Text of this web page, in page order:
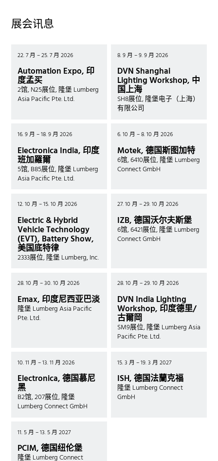
展会讯息
22. 7 月 – 25. 7 月 2026
Automation Expo, 印
度孟买
2馆, N25展位, 隆堡 Lumberg
Asia Pacific Pte. Ltd.
8. 9 月 – 9. 9 月 2026
DVN Shanghai
Lighting Workshop, 中
国上海
SH8展位, 隆堡电子（上海）
有限公司
16. 9 月 – 18. 9 月 2026
Electronica India, 印度
班加羅爾
5馆, B85展位, 隆堡 Lumberg
Asia Pacific Pte. Ltd.
6. 10 月 – 8. 10 月 2026
Motek, 德国斯图加特
6馆, 6410展位, 隆堡 Lumberg
Connect GmbH
12. 10 月 – 15. 10 月 2026
Electric & Hybrid
Vehicle Technology
(EVT), Battery Show,
美国底特律
2333展位, 隆堡 Lumberg, Inc.
27. 10 月 – 29. 10 月 2026
IZB, 德国沃尔夫斯堡
6馆, 6421展位, 隆堡 Lumberg
Connect GmbH
28. 10 月 – 30. 10 月 2026
Emax, 印度尼西亚巴淡
隆堡 Lumberg Asia Pacific
Pte. Ltd.
28. 10 月 – 29. 10 月 2026
DVN India Lighting
Workshop, 印度德里/
古爾岡
SM9展位, 隆堡 Lumberg Asia
Pacific Pte. Ltd.
10. 11 月 – 13. 11 月 2026
Electronica, 德国慕尼
黑
B2馆, 207展位, 隆堡
Lumberg Connect GmbH
15. 3 月 – 19. 3 月 2027
ISH, 德国法蘭克福
隆堡 Lumberg Connect
GmbH
11. 5 月 – 13. 5 月 2027
PCIM, 德国纽伦堡
隆堡 Lumberg Connect